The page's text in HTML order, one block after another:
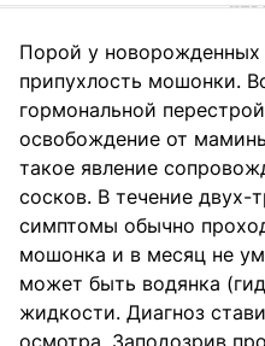
Порой у новорожденных
припухлость мошонки.
гормональной
освобождение от
такое явление
сосков. В течение двух-
симптомы обычно
мошонка и в месяц не
может быть водянка
жидкости. Диагноз